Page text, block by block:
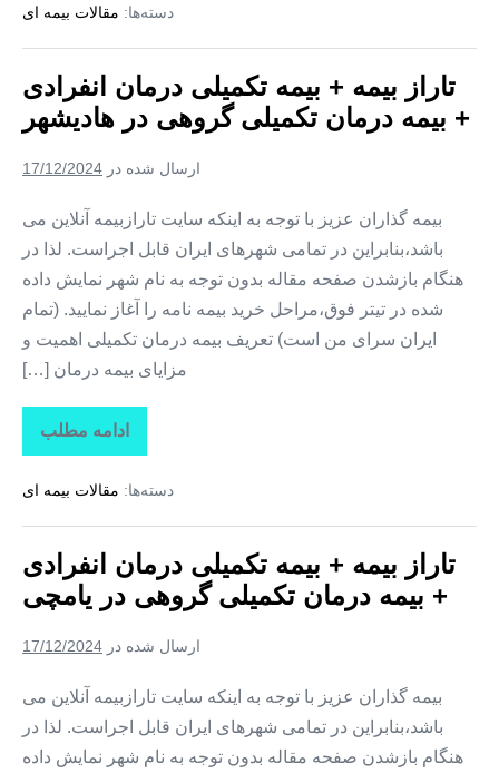
بیمه
درمان
+
بیمه
درمان
تکمیلی
در
دسته‌ها: مقالات بیمه ای
تاراز بیمه + بیمه تکمیلی درمان انفرادی
+ بیمه درمان تکمیلی گروهی در هادیشهر
ارسال شده در 17/12/2024
بیمه گذاران عزیز با توجه به اینکه سایت تارازبیمه آنلاین می
باشد،بنابراین در تمامی شهرهای ایران قابل اجراست. لذا در
هنگام بازشدن صفحه مقاله بدون توجه به نام شهر نمایش داده
شده در تیتر فوق،مراحل خرید بیمه نامه را آغاز نمایید. (تمام
ایران سرای من است) تعریف بیمه درمان تکمیلی اهمیت و
مزایای بیمه درمان […]
ادامه مطلب
تاراز
بیمه
بیمه
درمان
+
بیمه
درمان
تکمیلی
در
دسته‌ها: مقالات بیمه ای
تاراز بیمه + بیمه تکمیلی درمان انفرادی
+ بیمه درمان تکمیلی گروهی در یامچی
ارسال شده در 17/12/2024
بیمه گذاران عزیز با توجه به اینکه سایت تارازبیمه آنلاین می
باشد،بنابراین در تمامی شهرهای ایران قابل اجراست. لذا در
هنگام بازشدن صفحه مقاله بدون توجه به نام شهر نمایش داده